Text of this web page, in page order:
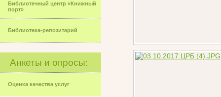
Библиотечный центр «Книжный
порт»
Библиотека-репозитарий
Анкеты и опросы:
Оценка качества услуг